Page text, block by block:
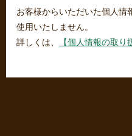
お客様からいただいた個人情
使用いたしません。
詳しくは、
【個人情報の取り